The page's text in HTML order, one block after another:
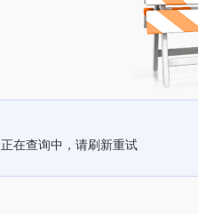
正在查询中，请刷新重试